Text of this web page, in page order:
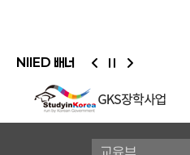
NIIED 배너